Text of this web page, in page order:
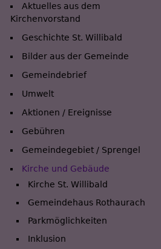
Hauptnavigation
Aktuelles aus dem
Kirchenvorstand
Geschichte St. Willibald
Bilder aus der Gemeinde
Gemeindebrief
Umwelt
Aktionen / Ereignisse
Gebühren
Gemeindegebiet / Sprengel
Kirche und Gebäude
Kirche St. Willibald
Gemeindehaus Rothaurach
Parkmöglichkeiten
Inklusion